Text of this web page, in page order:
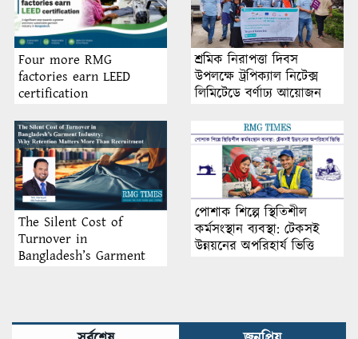
Four more RMG
factories earn LEED
certification
শ্রমিক নিরাপত্তা দিবস
উপলক্ষে ট্রপিক্যাল নিটেক্স
লিমিটেডে বর্ণাঢ্য আয়োজন
The Silent Cost of
Turnover in
Bangladesh’s Garment
পোশাক শিল্পে স্থিতিশীল
কর্মসংস্থান ব্যবস্থা: টেকসই
উন্নয়নের অপরিহার্য ভিত্তি